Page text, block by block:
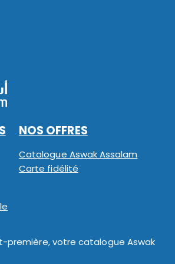
NOS OFFRES
Catalogue Aswak Assalam
Carte fidélité
première, votre catalogue Aswak